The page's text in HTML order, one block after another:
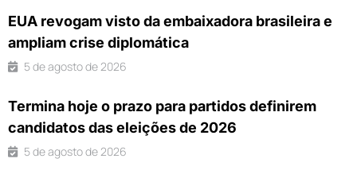
EUA revogam visto da embaixadora brasileira e
ampliam crise diplomática
5 de agosto de 2026
Termina hoje o prazo para partidos definirem
candidatos das eleições de 2026
5 de agosto de 2026